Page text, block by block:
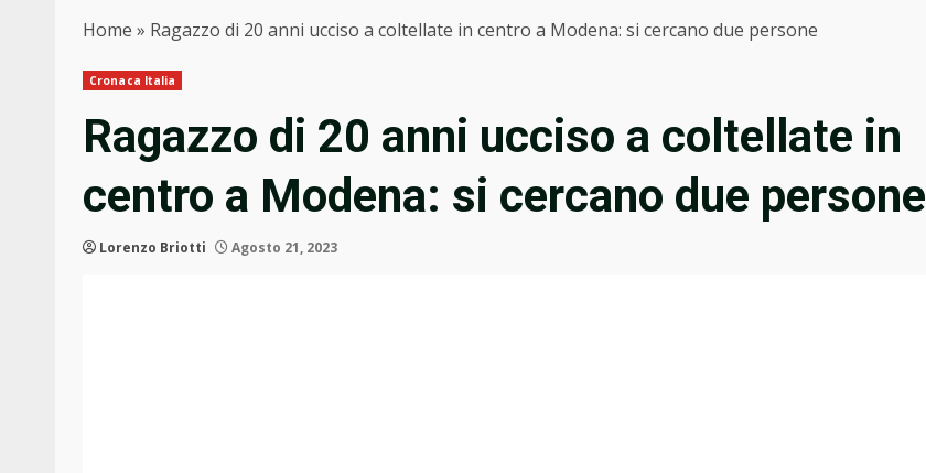
Home » Ragazzo di 20 anni ucciso a coltellate in centro a Modena: si cercano due persone
Cronaca Italia
Ragazzo di 20 anni ucciso a coltellate in
centro a Modena: si cercano due persone
Lorenzo Briotti Agosto 21, 2023